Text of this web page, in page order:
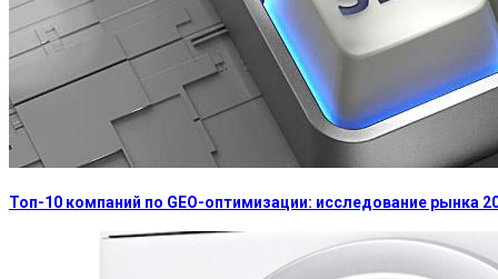
Топ-10 компаний по GEO-оптимизации: исследование рынка